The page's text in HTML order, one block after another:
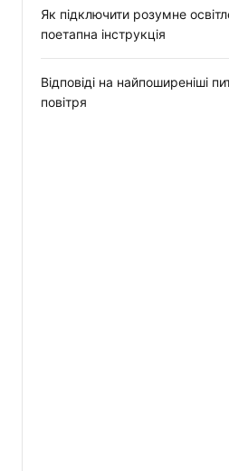
Як підключити розумне
поетапна інструкція
Відповіді на найпоширеніші
повітря